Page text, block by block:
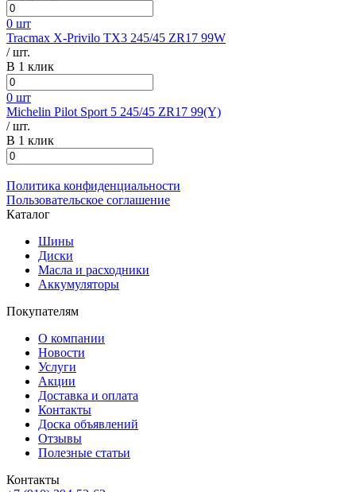
0 шт
Tracmax X-Privilo TX3 245/45 ZR17 99W
/ шт.
В 1 клик
0 шт
Michelin Pilot Sport 5 245/45 ZR17 99(Y)
/ шт.
В 1 клик
Политика конфиденциальности
Пользовательское соглашение
Каталог
Шины
Диски
Масла и расходники
Аккумуляторы
Покупателям
О компании
Новости
Услуги
Акции
Доставка и оплата
Контакты
Доска объявлений
Отзывы
Полезные статьи
Контакты